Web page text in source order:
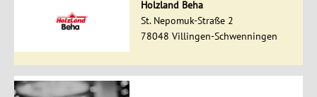
Holzland Beha
St. Nepomuk-Straße 2
78048 Villingen-Schwenningen